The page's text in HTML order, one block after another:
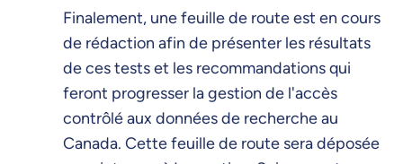
Finalement, une feuille de route est en cours
de rédaction afin de présenter les résultats
de ces tests et les recommandations qui
feront progresser la gestion de l'accès
contrôlé aux données de recherche au
Canada. Cette feuille de route sera déposée